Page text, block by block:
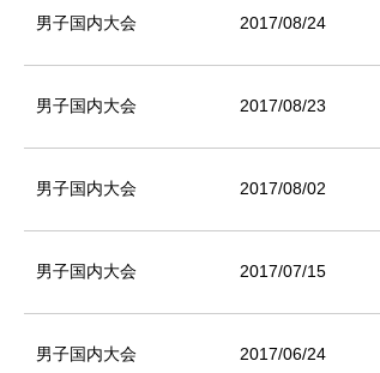
男子国内大会 2017/08/24
男子国内大会 2017/08/23
男子国内大会 2017/08/02
男子国内大会 2017/07/15
男子国内大会 2017/06/24